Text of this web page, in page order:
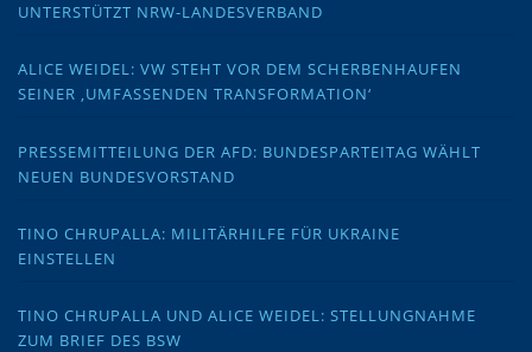
UNTERSTÜTZT NRW-LANDESVERBAND
ALICE WEIDEL: VW STEHT VOR DEM SCHERBENHAUFEN
SEINER ‚UMFASSENDEN TRANSFORMATION‘
PRESSEMITTEILUNG DER AFD: BUNDESPARTEITAG WÄHLT
NEUEN BUNDESVORSTAND
TINO CHRUPALLA: MILITÄRHILFE FÜR UKRAINE
EINSTELLEN
TINO CHRUPALLA UND ALICE WEIDEL: STELLUNGNAHME
ZUM BRIEF DES BSW